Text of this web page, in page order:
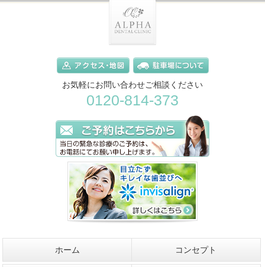
お気軽にお問い合わせご相談ください
0120-814-373
ホーム コンセプト